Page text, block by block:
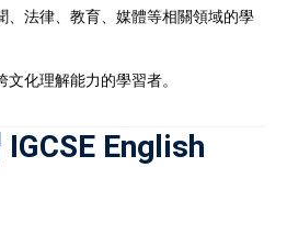
、法律、教育、媒體等相關領域的學
化理解能力的學習者。
English